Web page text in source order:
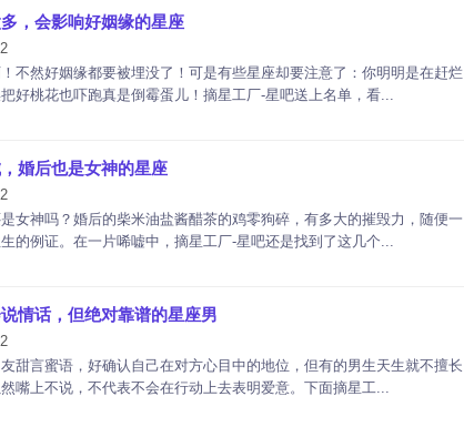
，会影响好姻缘的星座
2
不然好姻缘都要被埋没了！可是有些星座却要注意了：你明明是在赶烂
好桃花也吓跑真是倒霉蛋儿！摘星工厂-星吧送上名单，看...
婚后也是女神的星座
2
女神吗？婚后的柴米油盐酱醋茶的鸡零狗碎，有多大的摧毁力，随便一
的例证。在一片唏嘘中，摘星工厂-星吧还是找到了这几个...
情话，但绝对靠谱的星座男
2
甜言蜜语，好确认自己在对方心目中的地位，但有的男生天生就不擅长
嘴上不说，不代表不会在行动上去表明爱意。下面摘星工...